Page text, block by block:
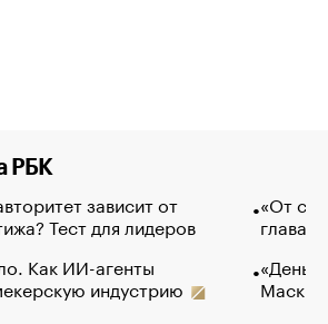
РБК
зависит от
Тест для лидеров
Как ИИ-агенты
индустрию
«От
глава
Маск в